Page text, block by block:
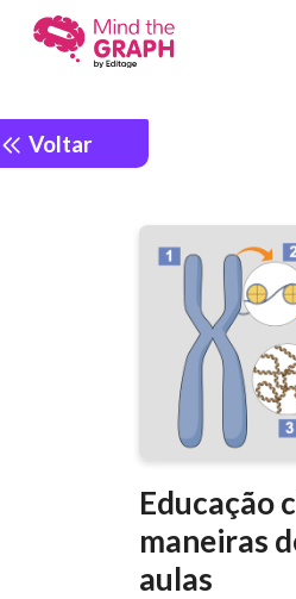
Voltar
Educação
maneiras
aulas